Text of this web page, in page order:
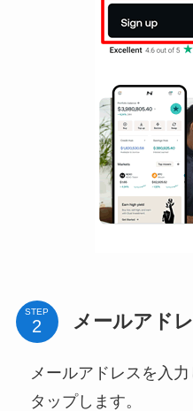
STEP メールアド
メールアドレスを入
タップします。